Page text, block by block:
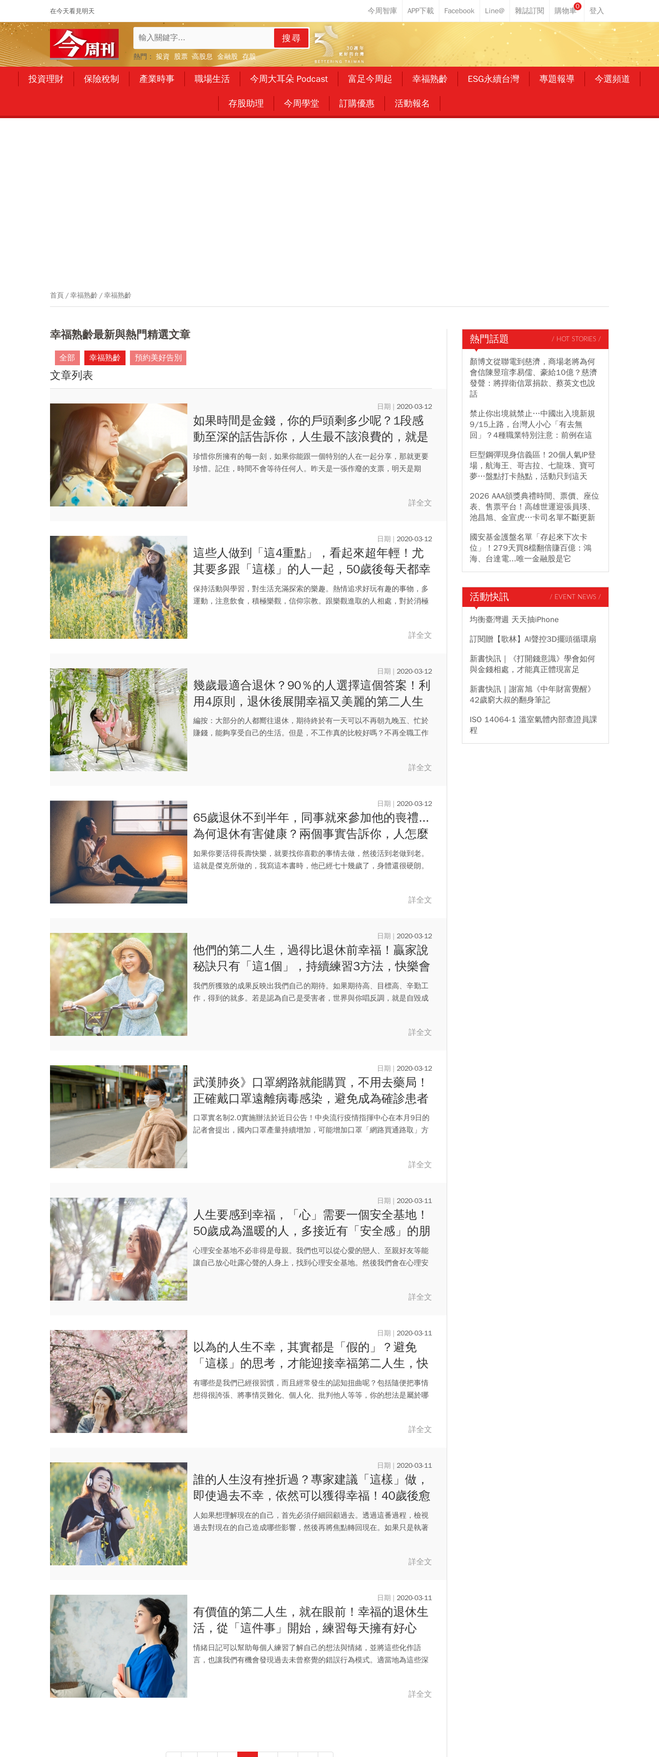
在今天看見明天
0
搜尋
熱門： 投資 股票 高股息 金融股 存股
投資理財 保險稅制 產業時事 職場生活 今周大耳朵 Podcast 富足今周起 幸福熟齡 ESG永續台灣 專題報導 今選頻道
存股助理 今周學堂 訂購優惠 活動報名
首頁 幸福熟齡 幸福熟齡
幸福熟齡最新與熱門精選文章
全部 幸福熟齡 預約美好告別
文章列表
2020-03-12
如果時間是金錢，你的戶頭剩多少呢？1段感
動至深的話告訴你，人生最不該浪費的，就是
「時間」
珍惜你所擁有的每一刻，如果你能跟一個特別的人在一起分享，那就更要
珍惜。記住，時間不會等待任何人。昨天是一張作廢的支票，明天是期
詳全文
2020-03-12
這些人做到「這4重點」，看起來超年輕！尤
其要多跟「這樣」的人一起，50歲後每天都幸
福快樂！
保持活動與學習，對生活充滿探索的樂趣。熱情追求好玩有趣的事物，多
運動，注意飲食，積極樂觀，信仰宗教。跟樂觀進取的人相處，對於消極
詳全文
2020-03-12
幾歲最適合退休？90％的人選擇這個答案！利
用4原則，退休後展開幸福又美麗的第二人生
編按：大部分的人都嚮往退休，期待終於有一天可以不再朝九晚五、忙於
賺錢，能夠享受自己的生活。但是，不工作真的比較好嗎？不再全職工作
詳全文
2020-03-12
65歲退休不到半年，同事就來參加他的喪禮...
為何退休有害健康？兩個事實告訴你，人怎麼
生鏽的
如果你要活得長壽快樂，就要找你喜歡的事情去做，然後活到老做到老。
這就是傑克所做的，我寫這本書時，他已經七十幾歲了，身體還很硬朗。
詳全文
2020-03-12
他們的第二人生，過得比退休前幸福！贏家說
秘訣只有「這1個」，持續練習3方法，快樂會
超乎你的預期
我們所獲致的成果反映出我們自己的期待。如果期待高、目標高、辛勤工
作，得到的就多。若是認為自己是受害者，世界與你唱反調，就是自毀成
詳全文
2020-03-12
武漢肺炎》口罩網路就能購買，不用去藥局！
正確戴口罩遠離病毒感染，避免成為確診患者
口罩實名制2.0實施辦法於近日公告！中央流行疫情指揮中心在本月9日的
記者會提出，國內口罩產量持續增加，可能增加口罩「網路買通路取」方
詳全文
2020-03-11
人生要感到幸福，「心」需要一個安全基地！
50歲成為溫暖的人，多接近有「安全感」的朋
友
心理安全基地不必非得是母親。我們也可以從心愛的戀人、至親好友等能
讓自己放心吐露心聲的人身上，找到心理安全基地。然後我們會在心理安
詳全文
2020-03-11
以為的人生不幸，其實都是「假的」？避免
「這樣」的思考，才能迎接幸福第二人生，快
樂原來很簡單！
有哪些是我們已經很習慣，而且經常發生的認知扭曲呢？包括隨便把事情
想得很誇張、將事情災難化、個人化、批判他人等等，你的想法是屬於哪
詳全文
2020-03-11
誰的人生沒有挫折過？專家建議「這樣」做，
即使過去不幸，依然可以獲得幸福！40歲後愈
來愈快樂
​人如果想理解現在的自己，首先必須仔細回顧過去。透過這番過程，檢視
過去對現在的自己造成哪些影響，然後再將焦點轉回現在。如果只是執著
詳全文
2020-03-11
有價值的第二人生，就在眼前！幸福的退休生
活，從「這件事」開始，練習每天擁有好心
情！
情緒日記可以幫助每個人練習了解自己的想法與情緒，並將這些化作語
言，也讓我們有機會發現過去未曾察覺的錯誤行為模式。適當地為這些深
詳全文
熱門話題 / HOT STORIES /
顏博文從聯電到慈濟，商場老將為何
會信陳昱瑄李易儒、豪給10億？慈濟
發聲：將捍衛信眾捐款、蔡英文也說
話
禁止你出境就禁止…中國出入境新規
9/15上路，台灣人小心「有去無
回」？4種職業特別注意：前例在這
巨型鋼彈現身信義區！20個人氣IP登
場，航海王、哥吉拉、七龍珠、寶可
夢…盤點打卡熱點，活動只到這天
2026 AAA頒獎典禮時間、票價、座位
表、售票平台！高雄世運迎張員瑛、
池昌旭、金宣虎…卡司名單不斷更新
國安基金護盤名單「存起來下次卡
位」！279天買8檔翻倍賺百億：鴻
海、台達電...唯一金融股是它
活動快訊 / EVENT NEWS /
均衡臺灣週 天天抽iPhone
訂閱贈【歌林】AI聲控3D擺頭循環扇
新書快訊｜《打開錢意識》學會如何
與金錢相處，才能真正體現富足
新書快訊｜謝富旭《中年財富覺醒》
42歲窮大叔的翻身筆記
ISO 14064-1 溫室氣體內部查證員課
程